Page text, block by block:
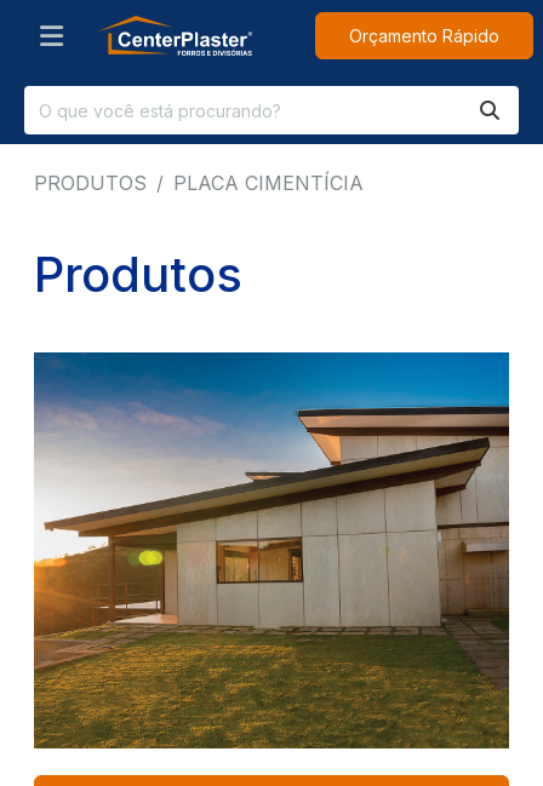
Orçamento Rápido
PRODUTOS PLACA CIMENTÍCIA
Produtos